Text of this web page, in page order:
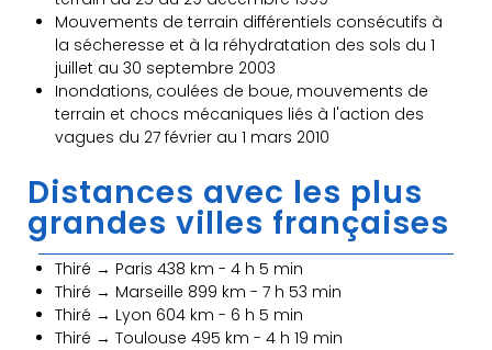
Mouvements de terrain différentiels consécutifs à
la sécheresse et à la réhydratation des sols du 1
juillet au 30 septembre 2003
Inondations, coulées de boue, mouvements de
terrain et chocs mécaniques liés à l'action des
vagues du 27 février au 1 mars 2010
Distances avec les plus
grandes villes françaises
Thiré → Paris 438 km - 4 h 5 min
Thiré → Marseille 899 km - 7 h 53 min
Thiré → Lyon 604 km - 6 h 5 min
Thiré → Toulouse 495 km - 4 h 19 min